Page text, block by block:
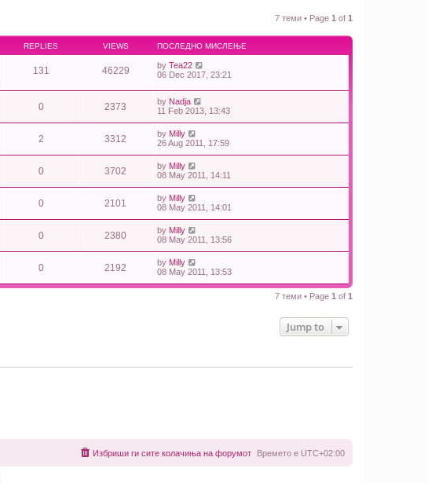
7 теми • Page 1 of 1
REPLIES VIEWS ПОСЛЕДНО МИСЛЕЊЕ
131 46229 by Теа22
06 Dec 2017, 23:21
0 2373 by Nadja
11 Feb 2013, 13:43
2 3312 by Milly
26 Aug 2011, 17:59
0 3702 by Milly
08 May 2011, 14:11
0 2101 by Milly
08 May 2011, 14:01
0 2380 by Milly
08 May 2011, 13:56
0 2192 by Milly
08 May 2011, 13:53
7 теми • Page 1 of 1
Jump to
Времето е UTC+02:00
Избриши ги сите колачиња на форумот